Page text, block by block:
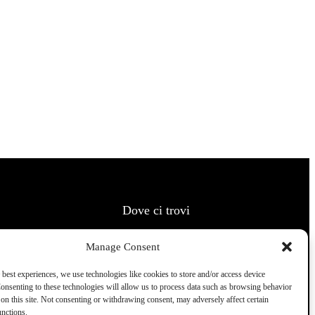
Manage Consent
experiences, we use technologies like cookies to store and/or access device
to these technologies will allow us to process data such as browsing behavior
this site. Not consenting or withdrawing consent, may adversely affect certain
Dove ci trovi